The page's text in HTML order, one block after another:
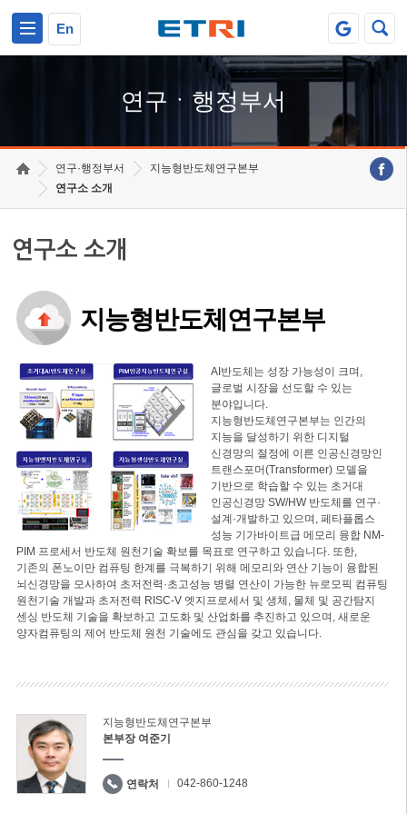
En
연구ㆍ행정부서
연구·행정부서
지능형반도체연구본부
연구소 소개
연구소 소개
지능형반도체연구본부
AI반도체는 성장 가능성이 크며,
글로벌 시장을 선도할 수 있는
분야입니다.
지능형반도체연구본부는 인간의
지능을 달성하기 위한 디지털
신경망의 절정에 이른 인공신경망인
트랜스포머(Transformer) 모델을
기반으로 학습할 수 있는 초거대
인공신경망 SW/HW 반도체를 연구·
설계·개발하고 있으며, 페타플롭스
성능 기가바이트급 메모리 융합 NM-
PIM 프로세서 반도체 원천기술 확보를 목표로 연구하고 있습니다. 또한,
기존의 폰노이만 컴퓨팅 한계를 극복하기 위해 메모리와 연산 기능이 융합된
뇌신경망을 모사하여 초저전력·초고성능 병렬 연산이 가능한 뉴로모픽 컴퓨팅
원천기술 개발과 초저전력 RISC-V 엣지프로세서 및 생체, 물체 및 공간탐지
센싱 반도체 기술을 확보하고 고도화 및 산업화를 추진하고 있으며, 새로운
양자컴퓨팅의 제어 반도체 원천 기술에도 관심을 갖고 있습니다.
지능형반도체연구본부
본부장 여준기
연락처 042-860-1248